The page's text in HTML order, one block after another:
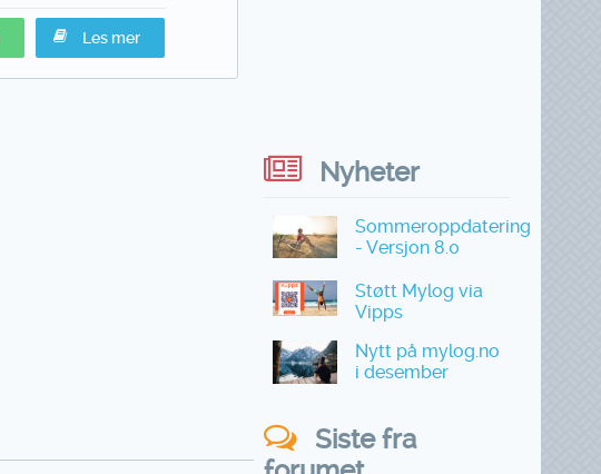
Les mer
Nyheter
Sommeroppdatering
- Versjon 8.0
Støtt Mylog via
Vipps
Nytt på mylog.no
i desember
Siste fra